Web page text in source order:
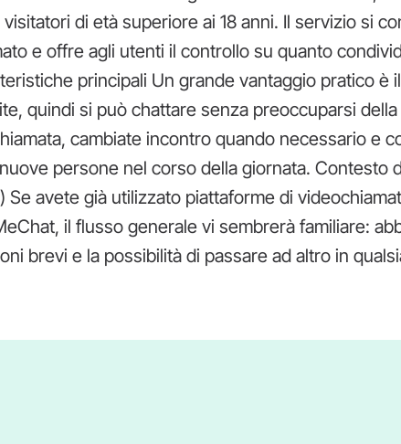
di età superiore ai 18 anni. Il servizio si
e offre agli utenti il controllo su quanto
principali Un grande vantaggio pratico è
quindi si può chattare senza preoccuparsi
cambiate incontro quando necessario e
persone nel corso della giornata. Contesto
Se avete già utilizzato piattaforme di
il flusso generale vi sembrerà familiare:
brevi e la possibilità di passare ad altro in